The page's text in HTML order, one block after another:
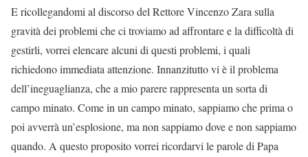
E ricollegandomi al discorso del Rettore Vincenzo Zara sulla
gravità dei problemi che ci troviamo ad affrontare e la difficoltà di
gestirli, vorrei elencare alcuni di questi problemi, i quali
richiedono immediata attenzione. Innanzitutto vi è il problema
dell’ineguaglianza, che a mio parere rappresenta un sorta di
campo minato. Come in un campo minato, sappiamo che prima o
poi avverrà un’esplosione, ma non sappiamo dove e non sappiamo
quando. A questo proposito vorrei ricordarvi le parole di Papa